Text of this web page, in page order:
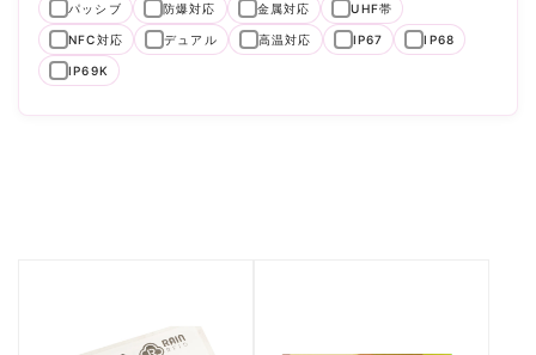
パッシブ 防爆対応 金属対応 UHF帯
NFC対応 デュアル 高温対応 IP67 IP68
IP69K